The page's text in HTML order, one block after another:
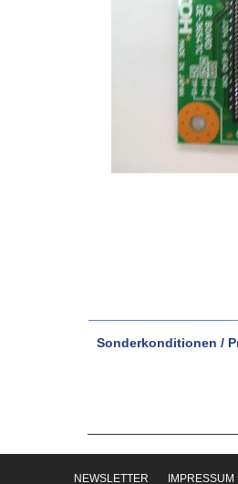
Sonderkonditionen /
NEWSLETTER IMPRESSUM